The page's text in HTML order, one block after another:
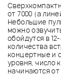
от 7000 (а
Небольшие
можно
обойдутся в
количества
концертные и
уровня, число
начинаются